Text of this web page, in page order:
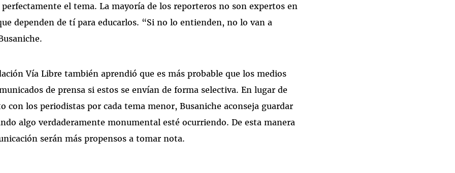
el tema. La mayoría de los reporteros no son expertos en
dependen de tí para educarlos. “Si no lo entienden, no lo van a
Vía Libre también aprendió que es más probable que los medios
de prensa si estos se envían de forma selectiva. En lugar de
con los periodistas por cada tema menor, Busaniche aconseja guardar
algo verdaderamente monumental esté ocurriendo. De esta manera
serán más propensos a tomar nota.